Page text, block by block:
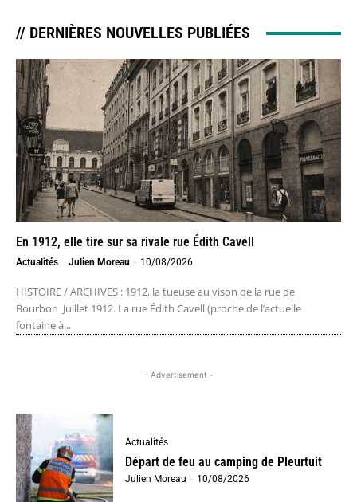
// DERNIÈRES NOUVELLES PUBLIÉES
En 1912, elle tire sur sa rivale rue Édith Cavell
Actualités Julien Moreau - 10/08/2026
HISTOIRE / ARCHIVES : 1912, la tueuse au vison de la rue de
Bourbon Juillet 1912. La rue Édith Cavell (proche de l’actuelle
fontaine à...
- Advertisement -
Actualités
Départ de feu au camping de Pleurtuit
Julien Moreau - 10/08/2026